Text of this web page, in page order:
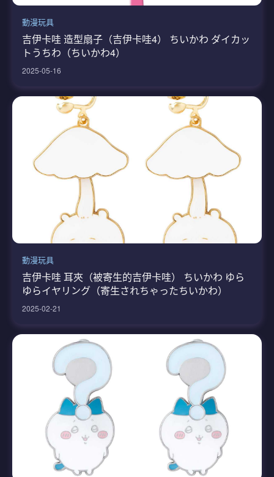
動漫玩具
吉伊卡哇 造型扇子（吉伊卡哇4） ちいかわ ダイカッ
トうちわ（ちいかわ4）
2025-05-16
動漫玩具
吉伊卡哇 耳夾（被寄生的吉伊卡哇） ちいかわ ゆら
ゆらイヤリング（寄生されちゃったちいかわ）
2025-02-21